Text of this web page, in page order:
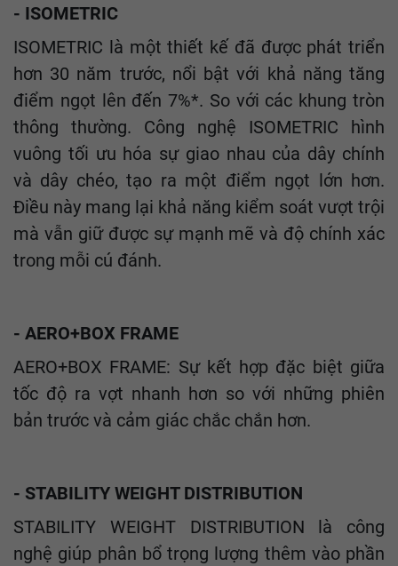
- ISOMETRIC
ISOMETRIC là một thiết kế đã được phát triển
hơn 30 năm trước, nổi bật với khả năng tăng
điểm ngọt lên đến 7%*. So với các khung tròn
thông thường. Công nghệ ISOMETRIC hình
vuông tối ưu hóa sự giao nhau của dây chính
và dây chéo, tạo ra một điểm ngọt lớn hơn.
Điều này mang lại khả năng kiểm soát vượt trội
mà vẫn giữ được sự mạnh mẽ và độ chính xác
trong mỗi cú đánh.
- AERO+BOX FRAME
AERO+BOX FRAME: Sự kết hợp đặc biệt giữa
tốc độ ra vợt nhanh hơn so với những phiên
bản trước và cảm giác chắc chắn hơn.
- STABILITY WEIGHT DISTRIBUTION
STABILITY WEIGHT DISTRIBUTION là công
nghệ giúp phân bổ trọng lượng thêm vào phần